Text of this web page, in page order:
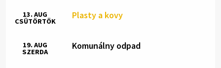
Plasty a kovy
13. AUG
CSÜTÖRTÖK
Komunálny odpad
19. AUG
SZERDA